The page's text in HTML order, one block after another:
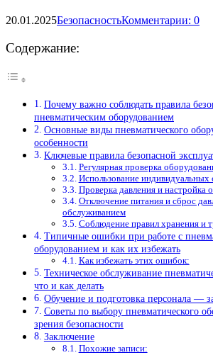
20.01.2025БезопасностьКомментарии: 0
Содержание:
Почему важно соблюдать правила
пневматическим оборудованием
Основные виды пневматического
особенности
Ключевые правила безопасной
Регулярная проверка
Использование индивидуальных
Проверка давления и настройка
Отключение питания и сброс
обслуживанием
Соблюдение правил хранения и
Типичные ошибки при работе с
оборудованием и как их избежать
Как избежать этих ошибок:
Техническое обслуживание
что и как делать
Обучение и подготовка персонала —
Советы по выбору пневматического
зрения безопасности
Заключение
Похожие записи: